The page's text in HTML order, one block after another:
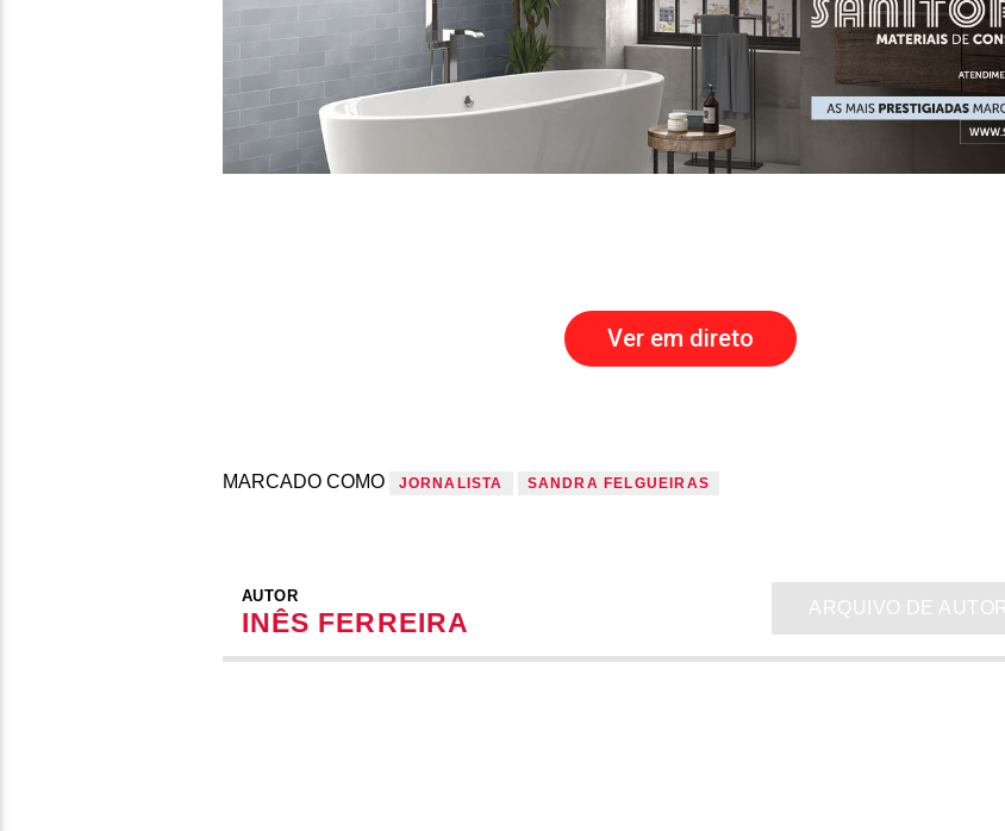
Ver em direto
MARCADO COMO JORNALISTA SANDRA FELGUEIRAS
AUTOR
INÊS FERREIRA
ARQUIVO DE AUTOR